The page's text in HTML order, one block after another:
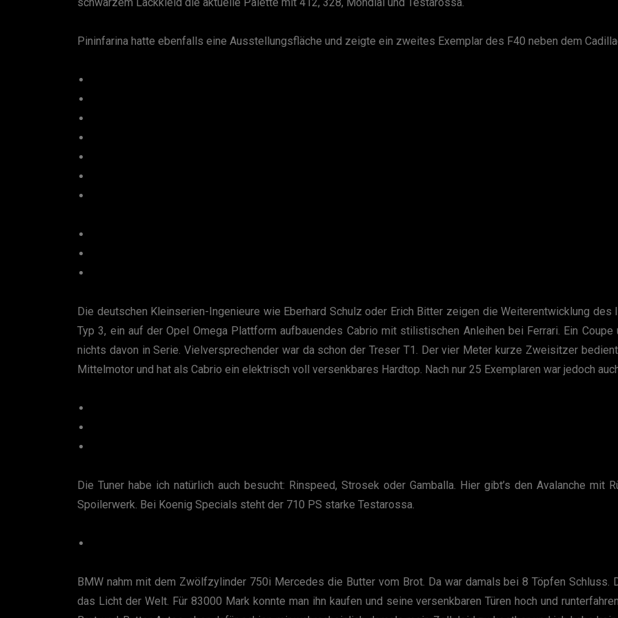
Pininfarina hatte ebenfalls eine Ausstellungsfläche und zeigte ein zweites Exemplar des F40 neben dem
Die deutschen Kleinserien-Ingenieure wie Eberhard Schulz oder Erich Bitter zeigen die Weiterentwicklung
Typ 3, ein auf der Opel Omega Plattform aufbauendes Cabrio mit stilistischen Anleihen bei Ferrari. Ein
nichts davon in Serie. Vielversprechender war da schon der Treser T1. Der vier Meter kurze Zweisitzer
Mittelmotor und hat als Cabrio ein elektrisch voll versenkbares Hardtop. Nach nur 25 Exemplaren war jedoch
Die Tuner habe ich natürlich auch besucht: Rinspeed, Strosek oder Gamballa. Hier gibt’s den Avalanche mit
Spoilerwerk. Bei Koenig Specials steht der 710 PS starke Testarossa.
BMW nahm mit dem Zwölfzylinder 750i Mercedes die Butter vom Brot. Da war damals bei 8 Töpfen Schluss.
das Licht der Welt. Für 83000 Mark konnte man ihn kaufen und seine versenkbaren Türen hoch und